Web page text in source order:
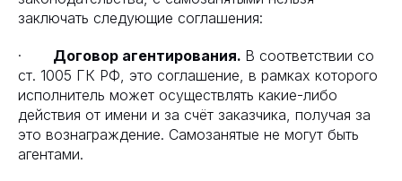
заключать следующие соглашения:
· Договор агентирования. В соответствии со
ст. 1005 ГК РФ, это соглашение, в рамках которого
исполнитель может осуществлять какие-либо
действия от имени и за счёт заказчика, получая за
это вознаграждение. Самозанятые не могут быть
агентами.